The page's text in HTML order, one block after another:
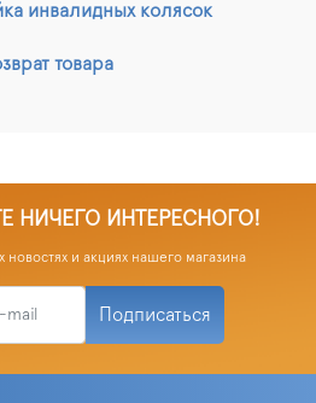
инвалидных колясок
товара
НИЧЕГО ИНТЕРЕСНОГО!
новостях и акциях нашего магазина
Подписаться